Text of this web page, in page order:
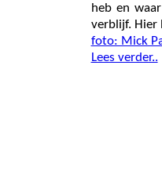
heb en
verblijf. Hier
foto: Mick
Lees verder..